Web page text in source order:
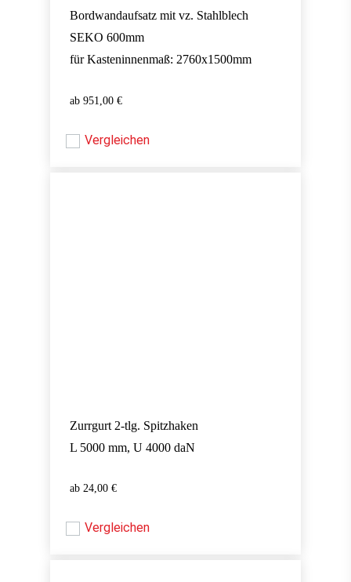
Bordwandaufsatz mit vz. Stahlblech
SEKO 600mm
für Kasteninnenmaß: 2760x1500mm
951,00 €
951,00
Vergleichen
Zurrgurt 2-tlg. Spitzhaken
L 5000 mm, U 4000 daN
24,00 €
24,00
Vergleichen